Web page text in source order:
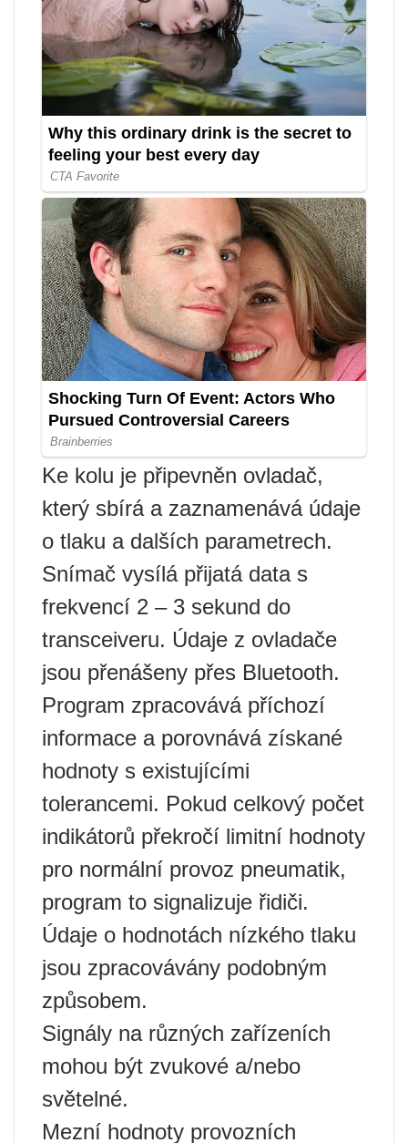
Ke kolu je připevněn ovladač,
který sbírá a zaznamenává údaje
o tlaku a dalších parametrech.
Snímač vysílá přijatá data s
frekvencí 2 – 3 sekund do
transceiveru. Údaje z ovladače
jsou přenášeny přes Bluetooth.
Program zpracovává příchozí
informace a porovnává získané
hodnoty s existujícími
tolerancemi. Pokud celkový počet
indikátorů překročí limitní hodnoty
pro normální provoz pneumatik,
program to signalizuje řidiči.
Údaje o hodnotách nízkého tlaku
jsou zpracovávány podobným
způsobem.
Signály na různých zařízeních
mohou být zvukové a/nebo
světelné.
Mezní hodnoty provozních